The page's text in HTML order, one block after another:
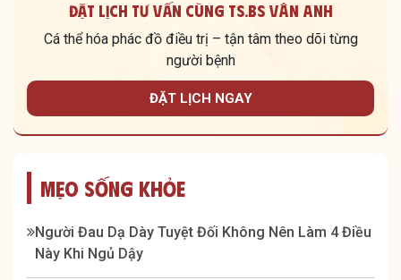
Đặt lịch tư vấn cùng TS.BS Vân Anh
Cá thể hóa phác đồ điều trị – tận tâm theo dõi từng
người bệnh
ĐẶT LỊCH NGAY
Mẹo Sống Khỏe
Người Đau Dạ Dày Tuyệt Đối Không Nên Làm 4 Điều
Này Khi Ngủ Dậy